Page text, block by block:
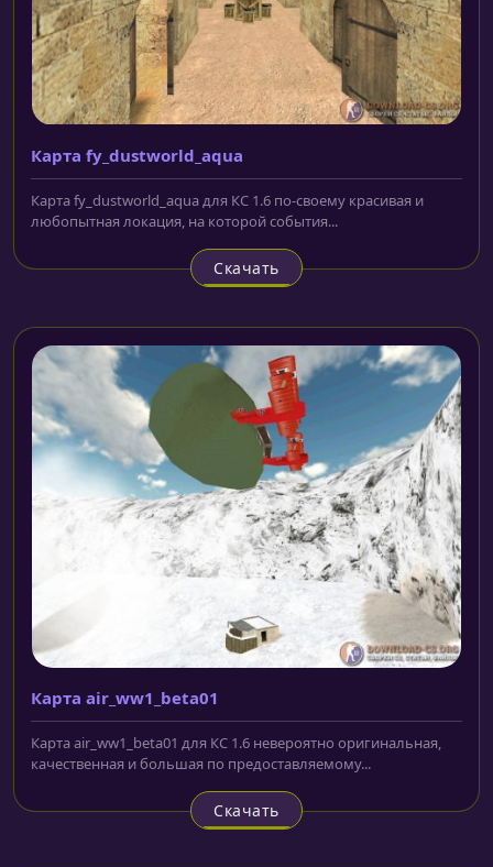
Карта fy_dustworld_aqua
Карта fy_dustworld_aqua для КС 1.6 по-своему красивая и
любопытная локация, на которой события...
Скачать
Карта air_ww1_beta01
Карта air_ww1_beta01 для КС 1.6 невероятно оригинальная,
качественная и большая по предоставляемому...
Скачать